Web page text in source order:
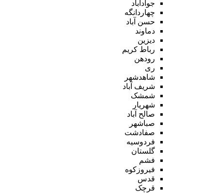
جوادآباد
چهاردانگه
حسن آباد
دماوند
دیزین
رباط کریم
رودهن
ری
شاهدشهر
شریف آباد
شمشک
شهریار
صالح آباد
صباشهر
صفادشت
فردوسیه
گلستان
فشم
فیروزکوه
قدس
قرچک